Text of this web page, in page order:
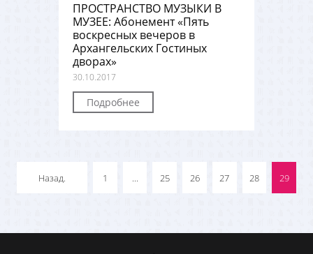
ПРОСТРАНСТВО МУЗЫКИ В
МУЗЕЕ: Абонемент «Пять
воскресных вечеров в
Архангельских Гостиных
дворах»
30.10.2017
Подробнее
Назад. 1 ... 25 26 27 28 29